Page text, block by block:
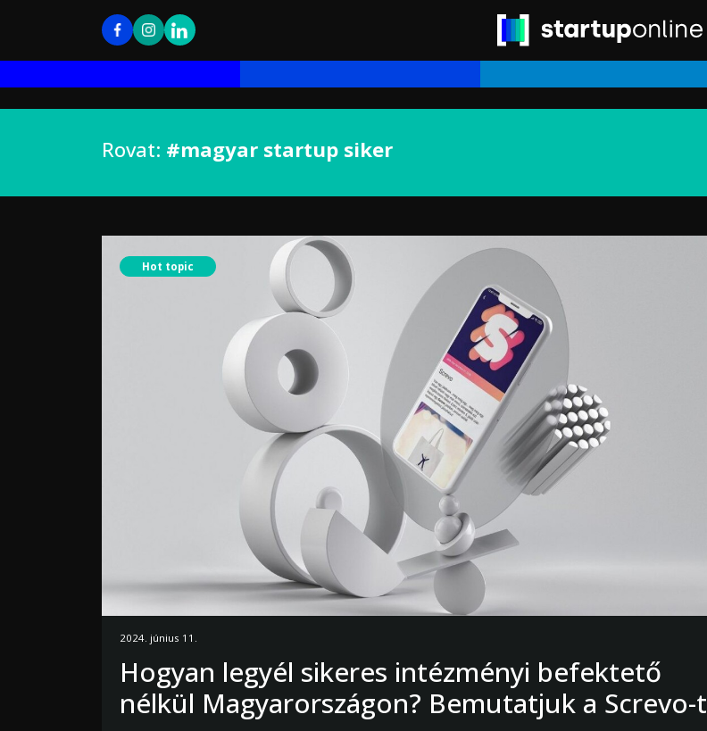
Rovat: #magyar startup siker
Hot topic
2024. június 11.
Hogyan legyél sikeres intézményi befektető
nélkül Magyarországon? Bemutatjuk a Screvo-t